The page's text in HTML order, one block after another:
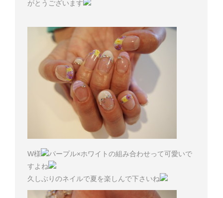
がとうございます
W様
パープル×ホワイトの組み合わせって可愛いで
すよね
久しぶりのネイルで夏を楽しんで下さいね